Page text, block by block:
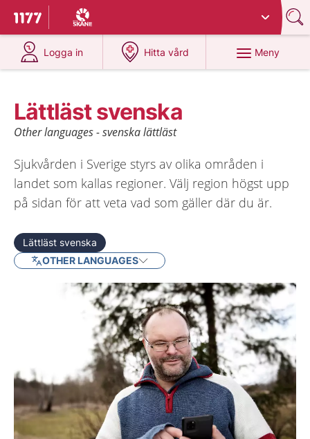
Till startsidan för 1177
Du har valt region
Logga in
på 1177.se
Hitta vård
på 1177.se
Meny
Lättläst svenska
Other languages - svenska lättläst
Sjukvården i Sverige styrs av olika områden i
landet som kallas regioner. Välj region högst upp
på sidan för att veta vad som gäller där du är.
Lättläst svenska
OTHER LANGUAGES